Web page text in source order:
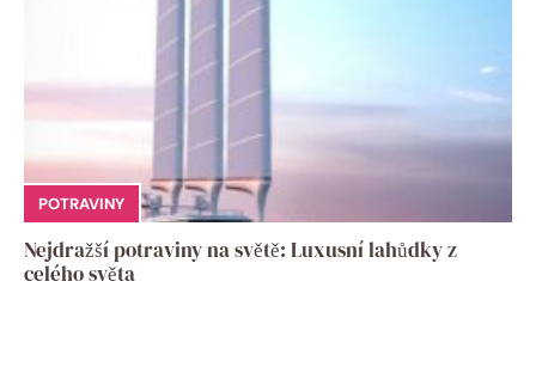
POTRAVINY
Nejdražší potraviny na světě: Luxusní lahůdky z
celého světa